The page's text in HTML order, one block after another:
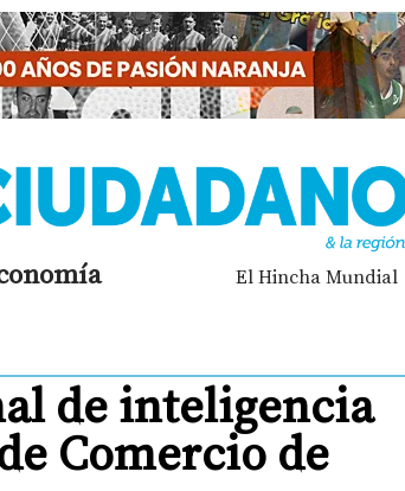
El Hincha Mundial
de inteligencia
Comercio de